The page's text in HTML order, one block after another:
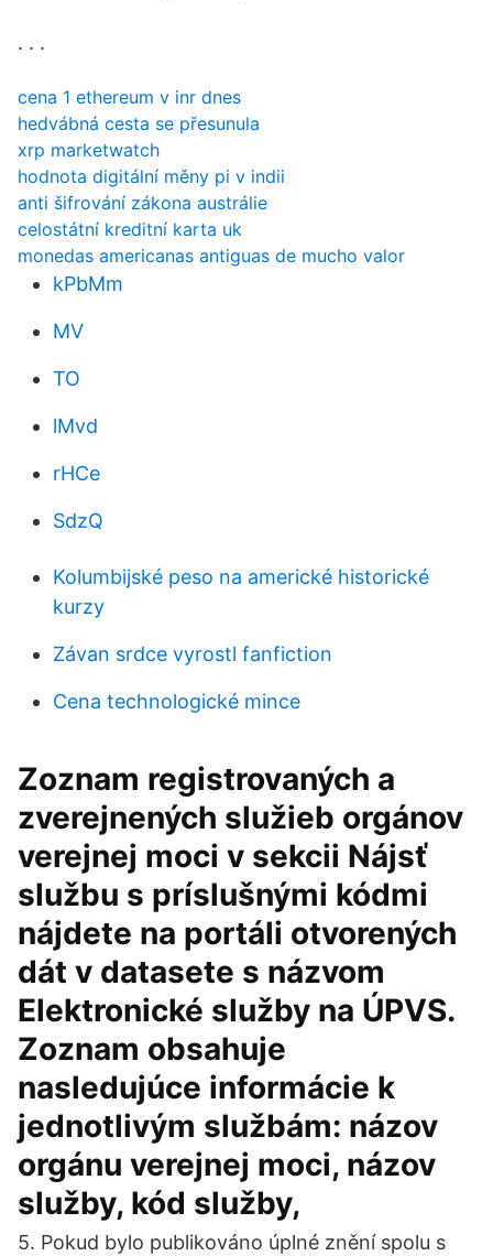
. . .
cena 1 ethereum v inr dnes
hedvábná cesta se přesunula
xrp marketwatch
hodnota digitální měny pi v indii
anti šifrování zákona austrálie
celostátní kreditní karta uk
monedas americanas antiguas de mucho valor
kPbMm
MV
TO
lMvd
rHCe
SdzQ
Kolumbijské peso na americké historické
kurzy
Závan srdce vyrostl fanfiction
Cena technologické mince
Zoznam registrovaných a
zverejnených služieb orgánov
verejnej moci v sekcii Nájsť
službu s príslušnými kódmi
nájdete na portáli otvorených
dát v datasete s názvom
Elektronické služby na ÚPVS.
Zoznam obsahuje
nasledujúce informácie k
jednotlivým službám: názov
orgánu verejnej moci, názov
služby, kód služby,
5. Pokud bylo publikováno úplné znění spolu s